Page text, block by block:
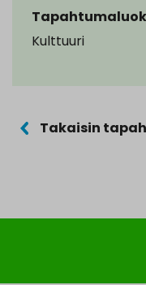
Kulttuuri
Takaisin